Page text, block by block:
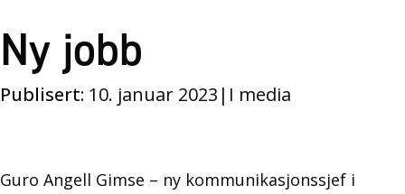
Ny jobb
Publisert: 10. januar 2023 | I media
Guro Angell Gimse – ny kommunikasjonssjef i